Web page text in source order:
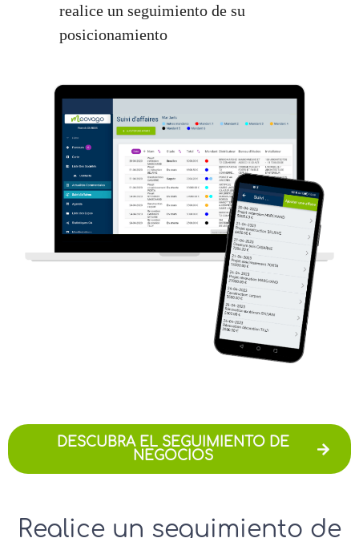
realice un seguimiento de su
posicionamiento
DESCUBRA EL SEGUIMIENTO DE
NEGOCIOS
Realice un seguimiento de